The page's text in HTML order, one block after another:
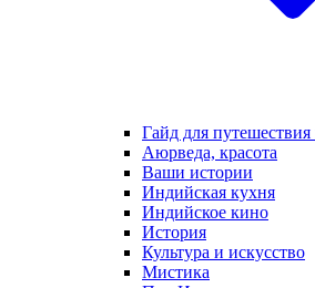
Гайд для
Аюрведа, красота
Ваши истории
Индийская кухня
Индийское кино
История
Культура и искусство
Мистика